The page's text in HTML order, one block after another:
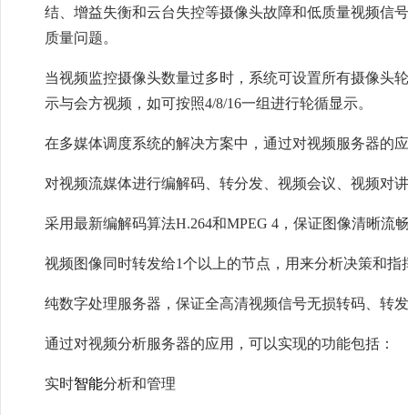
结、增益失衡和云台失控等摄像头故障和低质量视频信
质量问题。
当视频监控摄像头数量过多时，系统可设置所有摄像头
示与会方视频，如可按照4/8/16一组进行轮循显示。
在多媒体调度系统的解决方案中，通过对视频服务器的
对视频流媒体进行编解码、转分发、视频会议、视频对
采用最新编解码算法H.264和MPEG 4，保证图像清晰流
视频图像同时转发给1个以上的节点，用来分析决策和指
纯数字处理服务器，保证全高清视频信号无损转码、转
通过对视频分析服务器的应用，可以实现的功能包括：
实时智能分析和管理